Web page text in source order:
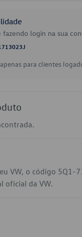
login na sua
para clientes
VW, o código 5Q1-
oficial da VW.